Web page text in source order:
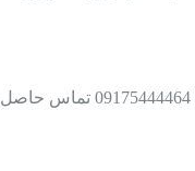
09175444464 تماس حاصل